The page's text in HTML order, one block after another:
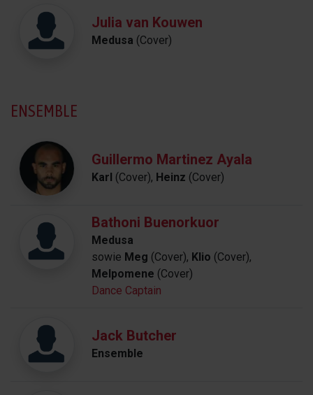
Julia van Kouwen
Medusa (Cover)
ENSEMBLE
Guillermo Martinez Ayala
Karl (Cover), Heinz (Cover)
Bathoni Buenorkuor
Medusa
sowie Meg (Cover), Klio (Cover),
Melpomene (Cover)
Dance Captain
Jack Butcher
Ensemble